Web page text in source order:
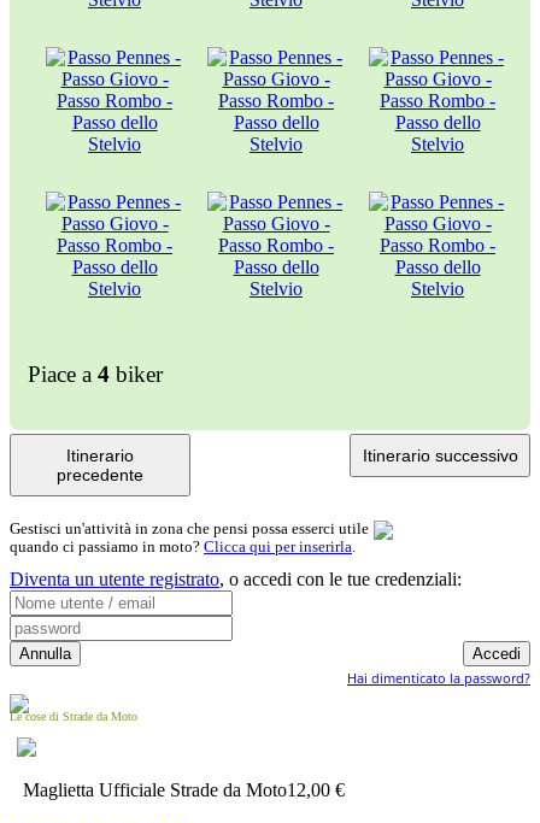
Piace a 4 biker
Itinerario
precedente
Itinerario successivo
Gestisci un'attività in zona che pensi possa esserci utile
quando ci passiamo in moto? Clicca qui per inserirla.
Diventa un utente registrato, o accedi con le tue credenziali:
Hai dimenticato la password?
Le cose di Strade da Moto
Maglietta Ufficiale Strade da Moto12,00 €